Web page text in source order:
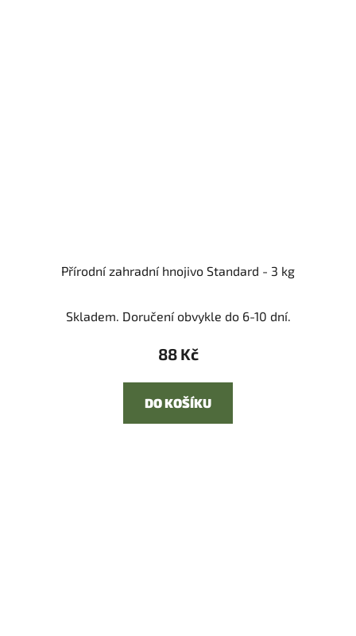
Přírodní zahradní hnojivo Standard - 3 kg
Skladem. Doručení obvykle do 6-10 dní.
88 Kč
DO KOŠÍKU